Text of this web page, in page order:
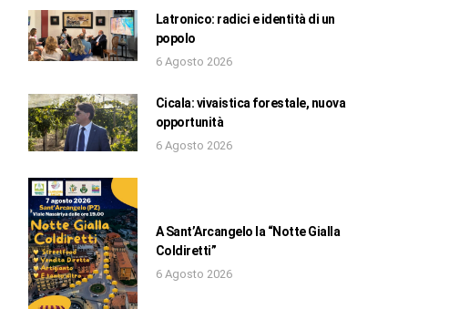
Latronico: radici e identità di un
popolo
6 Agosto 2026
Cicala: vivaistica forestale, nuova
opportunità
6 Agosto 2026
A Sant’Arcangelo la “Notte Gialla
Coldiretti”
6 Agosto 2026